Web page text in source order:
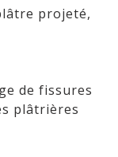
projeté,
de fissures
plâtrières